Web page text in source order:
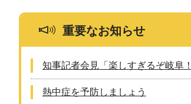
重要なお知らせ
知事記者会見「楽しすぎるぞ岐阜
熱中症を予防しましょう